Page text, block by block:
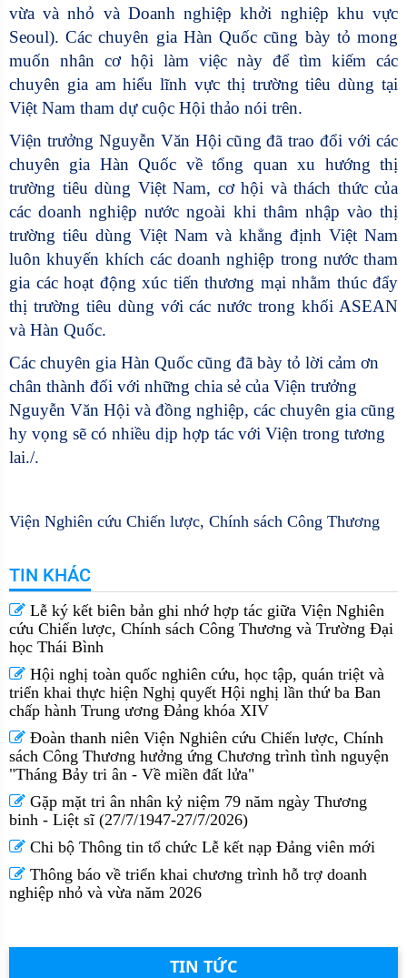
vừa và nhỏ và Doanh nghiệp khởi nghiệp khu vực
Seoul). Các chuyên gia Hàn Quốc cũng bày tỏ mong
muốn nhân cơ hội làm việc này để tìm kiếm các
chuyên gia am hiểu lĩnh vực thị trường tiêu dùng tại
Việt Nam tham dự cuộc Hội thảo nói trên.
Viện trưởng Nguyễn Văn Hội cũngđã trao đổi với các
chuyên gia Hàn Quốc về tổng quan xu hướng thị
trường tiêu dùng Việt Nam, cơ hội và thách thức của
các doanh nghiệp nước ngoài khi thâm nhập vào thị
trường tiêu dùng Việt Nam và khẳng định Việt Nam
luôn khuyến khích các doanh nghiệp trong nước tham
gia các hoạt động xúc tiến thương mại nhằm thúc đẩy
thị trường tiêu dùng với các nước trong khối ASEAN
và Hàn Quốc.
Các chuyên gia Hàn Quốc cũng đã bày tỏ lời cảm ơn
chân thành đối với những chia sẻ của Viện trưởng
Nguyễn Văn Hội và đồng nghiệp, các chuyên gia cũng
hy vọng sẽ có nhiều dịp hợp tác với Viện trong tương
lai./.
Viện Nghiên cứu Chiến lược, Chính sách Công Thương
TIN KHÁC
Lễ ký kết biên bản ghi nhớ hợp tác giữa Viện Nghiên
cứu Chiến lược, Chính sách Công Thương và Trường Đại
học Thái Bình
Hội nghị toàn quốc nghiên cứu, học tập, quán triệt và
triển khai thực hiện Nghị quyết Hội nghị lần thứ ba Ban
chấp hành Trung ương Đảng khóa XIV
Đoàn thanh niên Viện Nghiên cứu Chiến lược, Chính
sách Công Thương hưởng ứng Chương trình tình nguyện
"Tháng Bảy tri ân - Về miền đất lửa"
Gặp mặt tri ân nhân kỷ niệm 79 năm ngày Thương
binh - Liệt sĩ (27/7/1947-27/7/2026)
Chi bộ Thông tin tổ chức Lễ kết nạp Đảng viên mới
Thông báo về triển khai chương trình hỗ trợ doanh
nghiệp nhỏ và vừa năm 2026
TIN TỨC